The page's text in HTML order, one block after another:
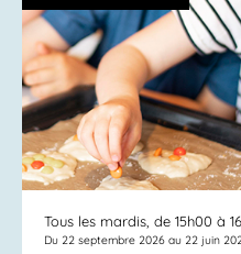
Tous les mardis, de 15h00 à
Du 22 septembre 2026 au 22 juin